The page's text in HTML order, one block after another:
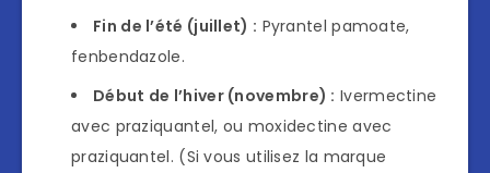
Fin de l’été (juillet) : Pyrantel pamoate,
fenbendazole.
Début de l’hiver (novembre) : Ivermectine
avec praziquantel, ou moxidectine avec
praziquantel. (Si vous utilisez la marque